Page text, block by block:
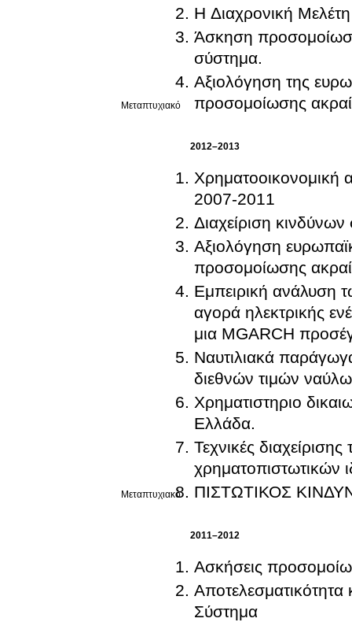
Μεταπτυχιακό
Η Διαχρονική
Άσκηση
σύστημα.
Αξιολόγηση της
προσομοίωσης
2012–2013
Μεταπτυχιακό
Χρηματοοικονομική
2007-2011
Διαχείριση
Αξιολόγηση
προσομοίωσης
Εμπειρική ανάλυση
αγορά ηλεκτρικής
μια MGARCH
Ναυτιλιακά
διεθνών τιμών
Χρηματιστηριο
Ελλάδα.
Τεχνικές
χρηματοπιστωτικών
ΠΙΣΤΩΤΙΚΟΣ
2011–2012
Ασκήσεις
Σύστημα